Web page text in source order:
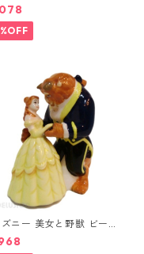
ピアス シルバー MARV
ニー 美女と野獣 ビース
ル ソルト&ペッパー DIS